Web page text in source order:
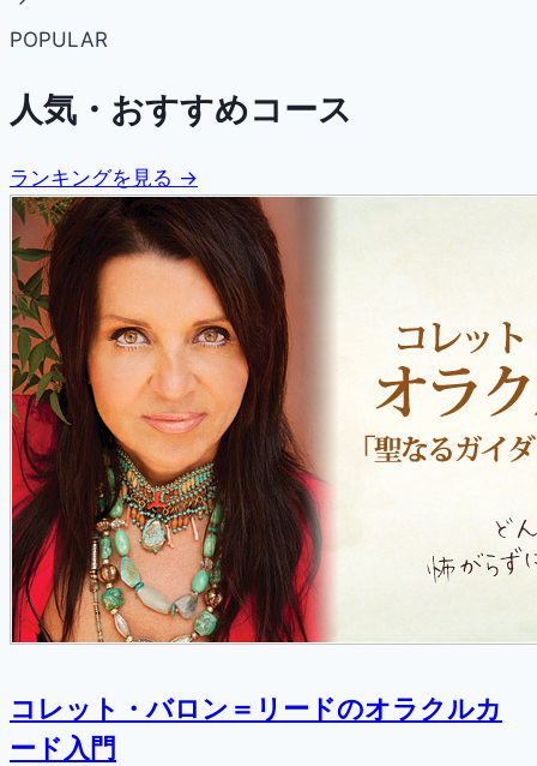
POPULAR
人気・おすすめコース
ランキングを見る →
コレット・バロン＝リードのオラクルカ
ード入門